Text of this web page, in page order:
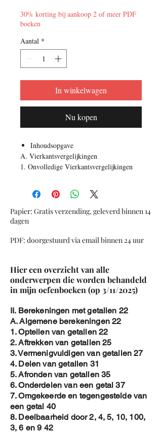
30% korting bij aankoop 2 of meer PDF
boeken
Aantal *
In winkelwagen
Nu kopen
Inhoudsopgave
A. Vierkantsvergelijkingen
1. Onvolledige Vierkantsvergelijkingen
3. Som en product
Vierkantsvergelijkingen
4. Ontbinden factoren
Vierkantsvergelijkingen
6. 2de Graad Vergelijkingen met
vergelijkingen
B. Grafieken van kwadratische functies
1. Symmetrie As en Top van kwadratische
functies
2. Grafieken tekenen van basis
kwadratische functies
3. Grafieken van algemene kwadratische
functies
4. Onderdelen van kwadratische functies
5. Van grafiek naar kwadratische functie
C. Ongelijkheden van de 2de graad
D. Vraagstukken met Kwadratische
functies
E. Overzichtsoefeningen Kwadratische
Functies
Papier: Gratis verzending, geleverd binnen 14
dagen
PDF: doorgestuurd via email binnen 24 uur
Hier een overzicht van alle
onderwerpen die worden behandeld
in mijn oefenboeken (op 3/11/2025)
II. Berekeningen met getallen 22
A. Algemene berekeningen 22
1. Optellen van getallen 22
2. Aftrekken van getallen 25
3. Vermenigvuldigen van getallen 27
4. Delen van getallen 31
5. Afronden van getallen 35
6. Onderdelen van een getal 37
7. Omgekeerde en tegengestelde van
een getal 40
8. Deelbaarheid door 2, 4, 5, 10, 100,
3, 6 en 9 42